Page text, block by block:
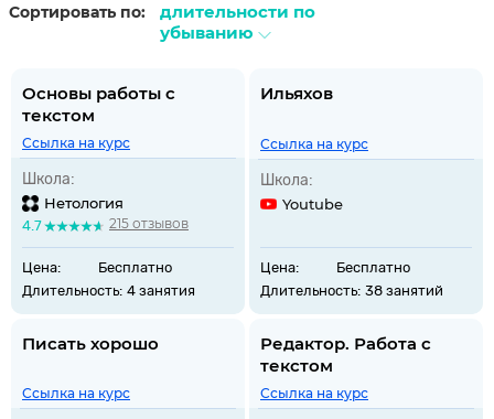
Сортировать по:
длительности по
убыванию
Основы работы с
текстом
Ссылка на курс
Школа:
Нетология
4.7 215 отзывов
Цена:
Бесплатно
Длительность: 4 занятия
Ильяхов
Ссылка на курс
Школа:
Youtube
Цена:
Бесплатно
Длительность: 38 занятий
Писать хорошо
Ссылка на курс
Редактор. Работа с
текстом
Ссылка на курс